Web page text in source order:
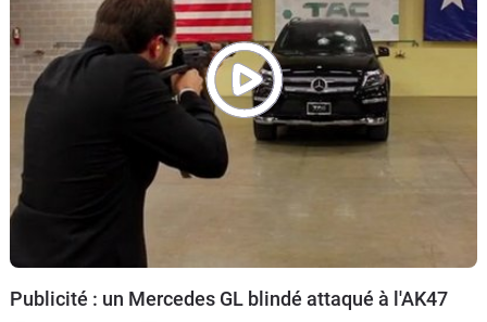
Publicité : un Mercedes GL blindé attaqué à l'AK47